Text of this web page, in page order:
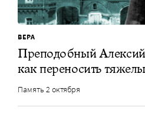
ВЕРА
Преподобный
как переносить
Память 2 октября